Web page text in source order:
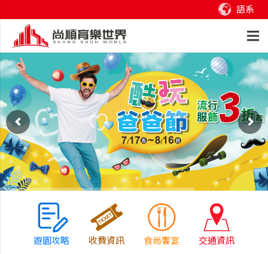
語系
遊園攻略 收費資訊 食尚饗宴 交通資訊